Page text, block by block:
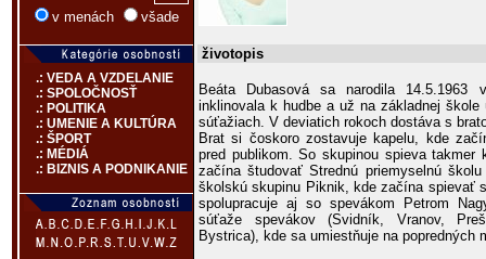
v menách všade
.: VEDA A VZDELANIE
.: SPOLOČNOSŤ
.: POLITIKA
.: UMENIE A KULTÚRA
.: ŠPORT
.: MÉDIÁ
.: BIZNIS A PODNIKANIE
životopis
Beáta Dubasová sa narodila 14.5.1963
inklinovala k hudbe a už na základnej
súťažiach. V deviatich rokoch dostáva s
Brat si čoskoro zostavuje kapelu, kde
pred publikom. So skupinou spieva
začína študovať Strednú priemyselnú
školskú skupinu Piknik, kde začína spievať
spolupracuje aj so spevákom Petrom
súťaže spevákov (Svidník, Vranov,
Bystrica), kde sa umiestňuje na popredných